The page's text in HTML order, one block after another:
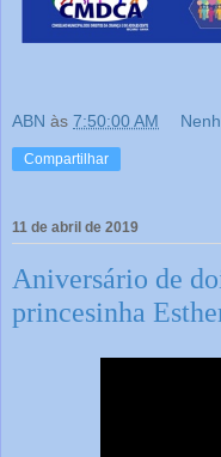
ABN às 7:50:00 AM
Compartilhar
11 de abril de 2019
Aniversário de
princesinha